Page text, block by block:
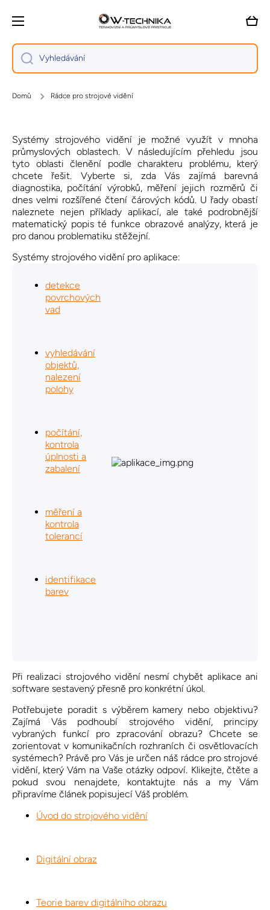
Přejít na obsah
Vozík
Vyhledávání
Domů Rádce pro strojové vidění
Systémy strojového vidění je možné využít v mnoha
průmyslových oblastech. V následujícím přehledu jsou
tyto oblasti členění podle charakteru problému, který
chcete řešit. Vyberte si, zda Vás zajímá barevná
diagnostika, počítání výrobků, měření jejich rozměrů či
dnes velmi rozšířené čtení čárových kódů. U řady obastí
naleznete nejen příklady aplikací, ale také podrobnější
matematický popis té funkce obrazové analýzy, která je
pro danou problematiku stěžejní.
Systémy strojového vidění pro aplikace:
detekce
povrchových
vad
vyhledávání
objektů,
nalezení
polohy
počítání,
kontrola
úplnosti a
zabalení
měření a
kontrola
tolerancí
identifikace
barev
Při realizaci strojového vidění nesmí chybět aplikace ani
software sestavený přesně pro konkrétní úkol.
Potřebujete poradit s výběrem kamery nebo objektivu?
Zajímá Vás podhoubí strojového vidění, principy
vybraných funkcí pro zpracování obrazu? Chcete se
zorientovat v komunikačních rozhraních či osvětlovacích
systémech? Právě pro Vás je určen náš rádce pro strojové
vidění, který Vám na Vaše otázky odpoví. Klikejte, čtěte a
pokud svou nenajdete, kontaktujte nás a my Vám
připravíme článek popisujecí Váš problém.
Úvod do strojového vidění
Digitální obraz
Teorie barev digitálního obrazu